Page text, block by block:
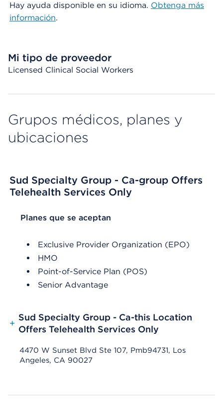
Hay ayuda disponible en su idioma. Obtenga más
información.
Mi tipo de proveedor
Licensed Clinical Social Workers
Grupos médicos, planes y
ubicaciones
Sud Specialty Group - Ca-group Offers
Telehealth Services Only
List Header Planes que se aceptan
Planes que se aceptan
Exclusive Provider Organization (EPO)
HMO
Point-of-Service Plan (POS)
Senior Advantage
+
Sud Specialty Group - Ca-this Location
Offers Telehealth Services Only
4470 W Sunset Blvd Ste 107, Pmb94731, Los
Angeles, CA 90027